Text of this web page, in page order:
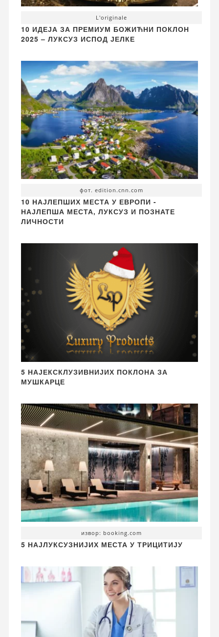
L'originale
10 ИДЕЈА ЗА ПРЕМИУМ БОЖИЋНИ ПОКЛОН
2025 – ЛУКСУЗ ИСПОД ЈЕЛКЕ
фот. edition.cnn.com
10 НАЈЛЕПШИХ МЕСТА У ЕВРОПИ -
НАЈЛЕПША МЕСТА, ЛУКСУЗ И ПОЗНАТЕ
ЛИЧНОСТИ
5 НАЈЕКСКЛУЗИВНИЈИХ ПОКЛОНА ЗА
МУШКАРЦЕ
извор: booking.com
5 НАЈЛУКСУЗНИЈИХ МЕСТА У ТРИЦИТИЈУ